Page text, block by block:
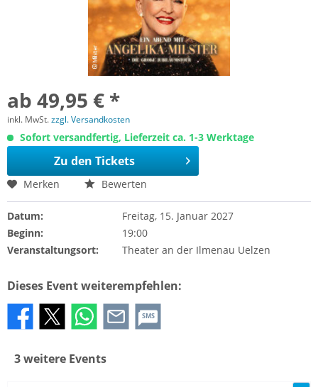
ab 49,95 € *
inkl. MwSt.zzgl. Versandkosten
Sofort versandfertig, Lieferzeit ca. 1-3 Werktage
Zu den Tickets
Merken Bewerten
Datum:
Freitag, 15. Januar 2027
Beginn:
19:00
Veranstaltungsort:
Theater an der Ilmenau Uelzen
Dieses Event weiterempfehlen:
SMS
3 weitere Events